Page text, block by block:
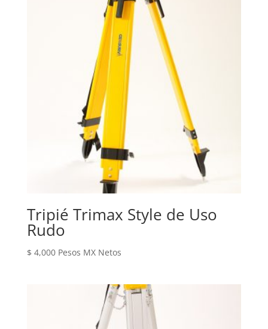
Tripié Trimax Style de Uso
Rudo
$ 4,000 Pesos MX Netos